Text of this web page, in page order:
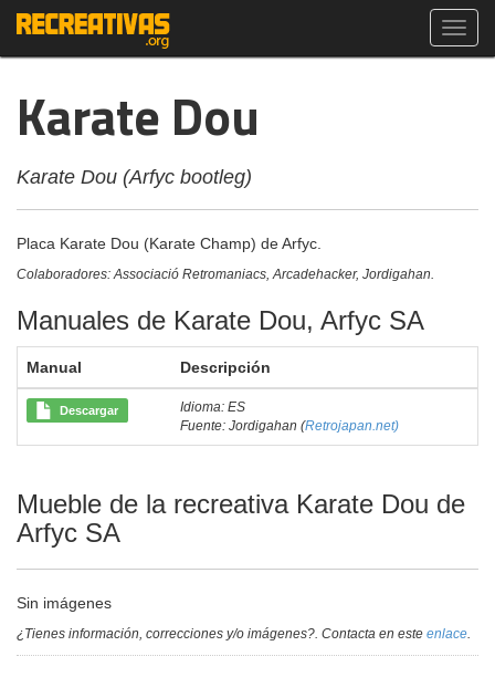
Karate Dou
Karate Dou (Arfyc bootleg)
Placa Karate Dou (Karate Champ) de Arfyc.
Colaboradores: Associació Retromaniacs, Arcadehacker, Jordigahan.
Manuales de Karate Dou, Arfyc SA
Manual Descripción
Descargar
Idioma: ES
Fuente: Jordigahan (Retrojapan.net)
Mueble de la recreativa Karate Dou de
Arfyc SA
Sin imágenes
¿Tienes información, correcciones y/o imágenes?. Contacta en este enlace.